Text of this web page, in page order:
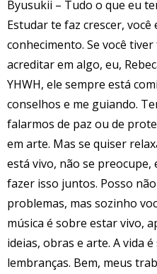
Byusukii – Tudo o que eu
Estudar te faz crescer,
conhecimento. Se você
acreditar em algo, eu,
YHWH, ele sempre está
conselhos e me guiando.
falarmos de paz ou de
em arte. Mas se quiser
está vivo, não se
fazer isso juntos. Posso
problemas, mas sozinho
música é sobre estar vivo,
ideias, obras e arte. A vida
lembranças. Bem, meus